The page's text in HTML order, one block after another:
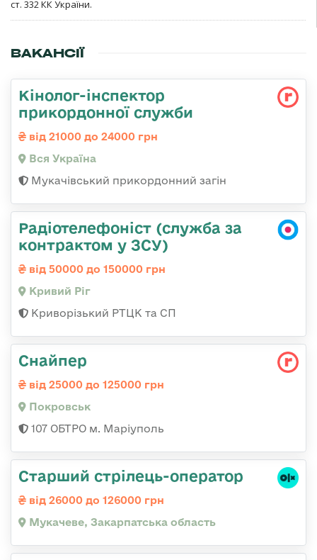
ст. 332 КК України.
ВАКАНСІЇ
Кінолог-інспектор
прикордонної служби
від 21000 до 24000 грн
Вся Україна
Мукачівський прикордонний загін
Радіотелефоніст (служба за
контрактом у ЗСУ)
від 50000 до 150000 грн
Кривий Ріг
Криворізький РТЦК та СП
Снайпер
від 25000 до 125000 грн
Покровськ
107 ОБТРО м. Маріуполь
Старший стрілець-оператор
від 26000 до 126000 грн
Мукачеве, Закарпатська область